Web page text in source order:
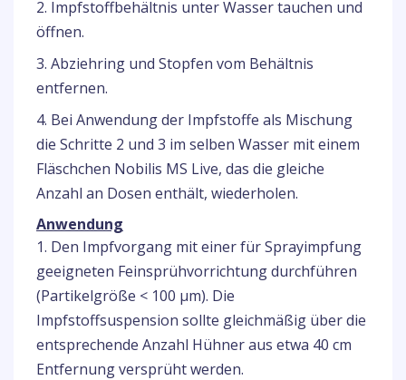
2. Impfstoffbehältnis unter Wasser tauchen und
öffnen.
3. Abziehring und Stopfen vom Behältnis
entfernen.
4. Bei Anwendung der Impfstoffe als Mischung
die Schritte 2 und 3 im selben Wasser mit einem
Fläschchen Nobilis MS Live, das die gleiche
Anzahl an Dosen enthält, wiederholen.
Anwendung
1. Den Impfvorgang mit einer für Sprayimpfung
geeigneten Feinsprühvorrichtung durchführen
(Partikelgröße < 100 µm). Die
Impfstoffsuspension sollte gleichmäßig über die
entsprechende Anzahl Hühner aus etwa 40 cm
Entfernung versprüht werden.